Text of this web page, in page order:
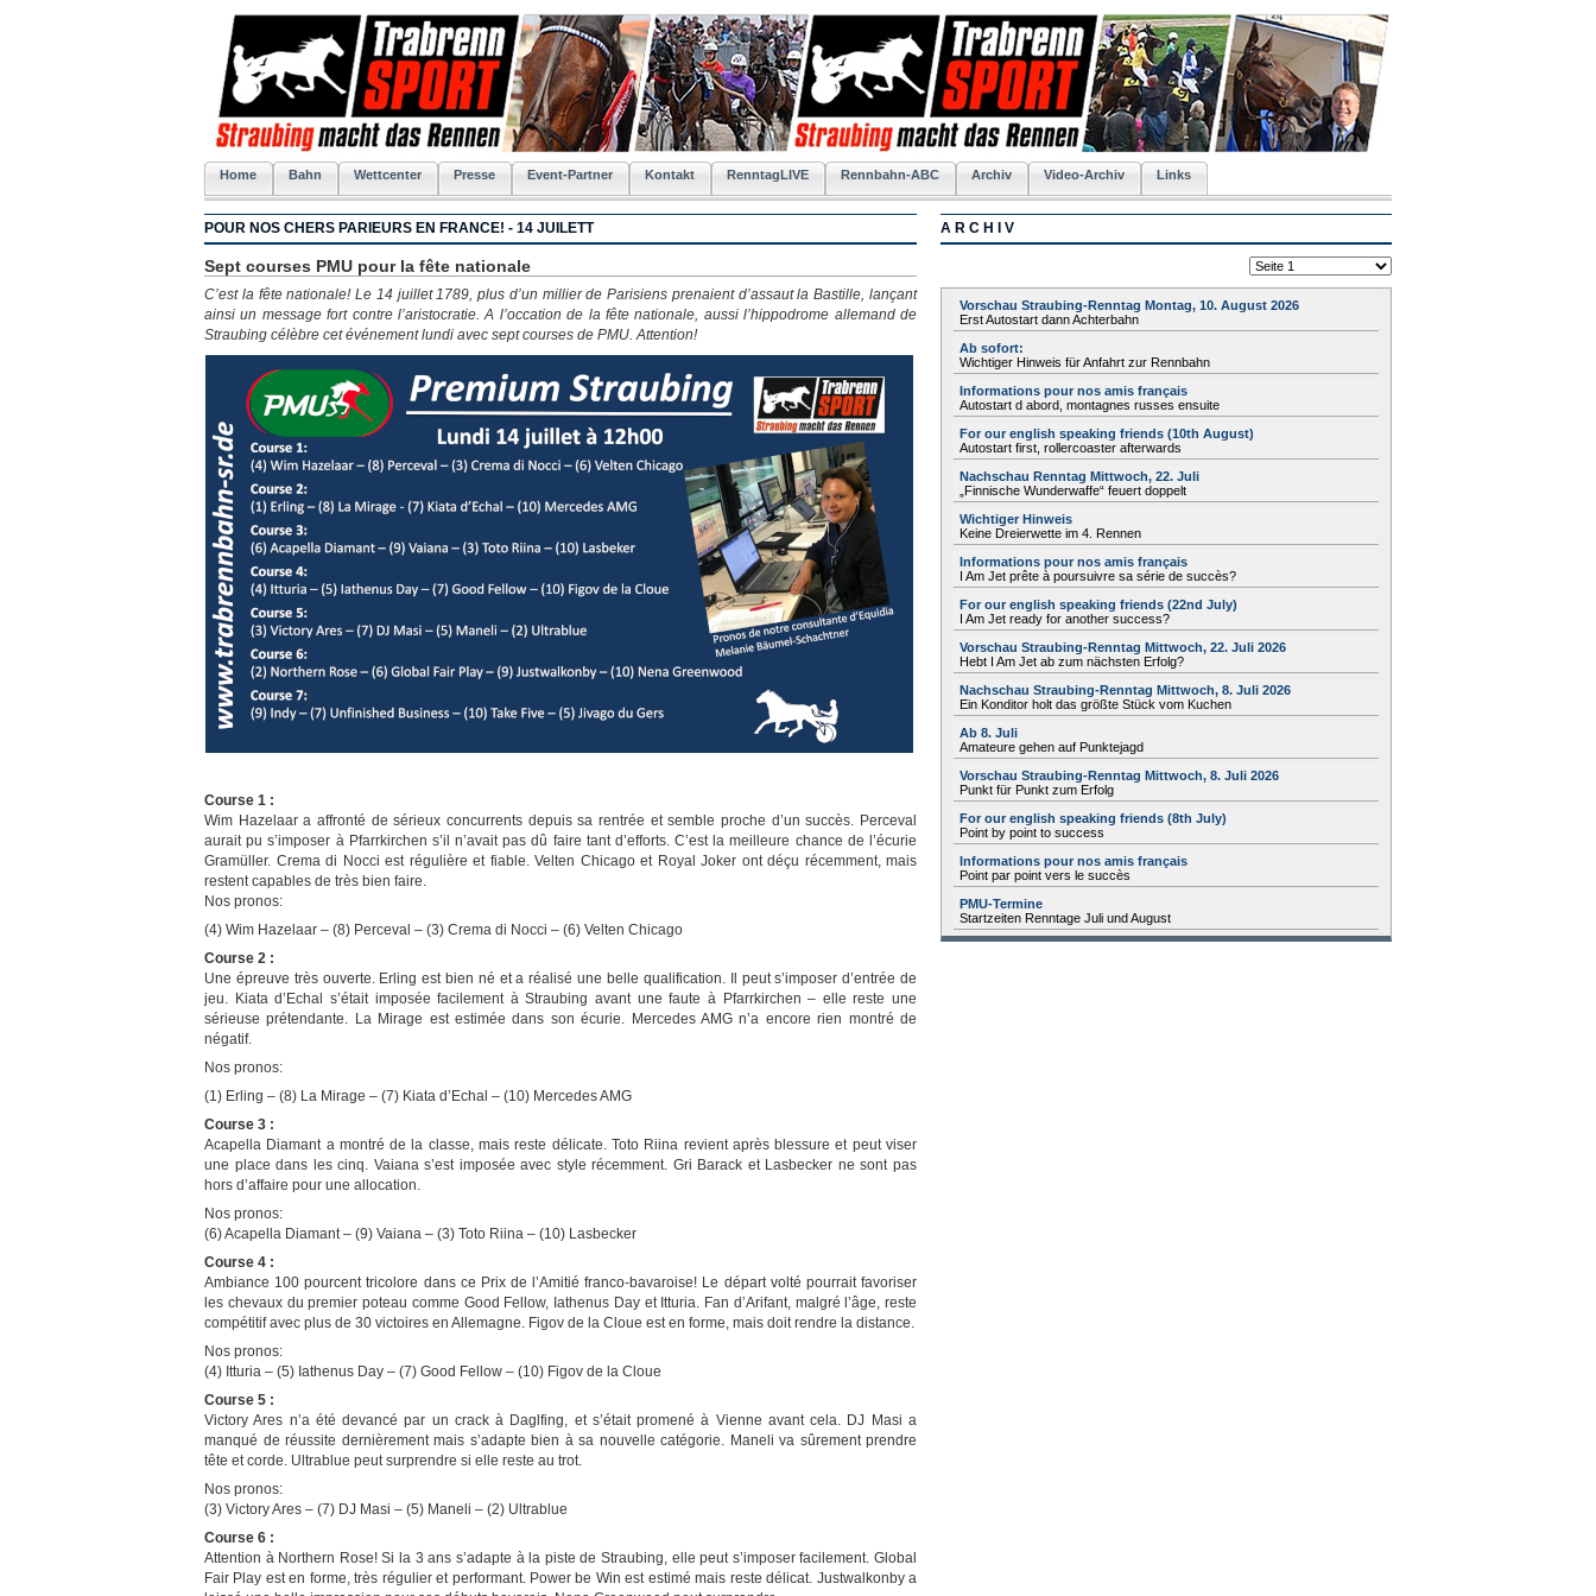
Home Bahn Wettcenter Presse Event-Partner Kontakt RenntagLIVE Rennbahn-ABC Archiv Video-Archiv Links
POUR NOS CHERS PARIEURS EN FRANCE! - 14 JUILETT
Sept courses PMU pour la fête nationale
C’est la fête nationale! Le 14 juillet 1789, plus d’un millier de Parisiens prenaient d’assaut la Bastille, lançant
ainsi un message fort contre l’aristocratie. A l’occation de la fête nationale, aussi l’hippodrome allemand de
Straubing célèbre cet événement lundi avec sept courses de PMU. Attention!
Course 1 :
Wim Hazelaar a affronté de sérieux concurrents depuis sa rentrée et semble proche d’un succès. Perceval
aurait pu s’imposer à Pfarrkirchen s’il n’avait pas dû faire tant d’efforts. C’est la meilleure chance de l’écurie
Gramüller. Crema di Nocci est régulière et fiable. Velten Chicago et Royal Joker ont déçu récemment, mais
restent capables de très bien faire.
Nos pronos:
(4) Wim Hazelaar – (8) Perceval – (3) Crema di Nocci – (6) Velten Chicago
Course 2 :
Une épreuve très ouverte. Erling est bien né et a réalisé une belle qualification. Il peut s’imposer d’entrée de
jeu. Kiata d’Echal s’était imposée facilement à Straubing avant une faute à Pfarrkirchen – elle reste une
sérieuse prétendante. La Mirage est estimée dans son écurie. Mercedes AMG n’a encore rien montré de
négatif.
Nos pronos:
(1) Erling – (8) La Mirage – (7) Kiata d’Echal – (10) Mercedes AMG
Course 3 :
Acapella Diamant a montré de la classe, mais reste délicate. Toto Riina revient après blessure et peut viser
une place dans les cinq. Vaiana s’est imposée avec style récemment. Gri Barack et Lasbecker ne sont pas
hors d’affaire pour une allocation.
Nos pronos:
(6) Acapella Diamant – (9) Vaiana – (3) Toto Riina – (10) Lasbecker
Course 4 :
Ambiance 100 pourcent tricolore dans ce Prix de l’Amitié franco-bavaroise! Le départ volté pourrait favoriser
les chevaux du premier poteau comme Good Fellow, Iathenus Day et Itturia. Fan d’Arifant, malgré l’âge, reste
compétitif avec plus de 30 victoires en Allemagne. Figov de la Cloue est en forme, mais doit rendre la distance.
Nos pronos:
(4) Itturia – (5) Iathenus Day – (7) Good Fellow – (10) Figov de la Cloue
Course 5 :
Victory Ares n’a été devancé par un crack à Daglfing, et s’était promené à Vienne avant cela. DJ Masi a
manqué de réussite dernièrement mais s’adapte bien à sa nouvelle catégorie. Maneli va sûrement prendre
tête et corde. Ultrablue peut surprendre si elle reste au trot.
Nos pronos:
(3) Victory Ares – (7) DJ Masi – (5) Maneli – (2) Ultrablue
Course 6 :
Attention à Northern Rose! Si la 3 ans s’adapte à la piste de Straubing, elle peut s’imposer facilement. Global
Fair Play est en forme, très régulier et performant. Power be Win est estimé mais reste délicat. Justwalkonby a
A R C H I V
Vorschau Straubing-Renntag Montag, 10. August 2026
Erst Autostart dann Achterbahn
Ab sofort:
Wichtiger Hinweis für Anfahrt zur Rennbahn
Informations pour nos amis français
Autostart d abord, montagnes russes ensuite
For our english speaking friends (10th August)
Autostart first, rollercoaster afterwards
Nachschau Renntag Mittwoch, 22. Juli
„Finnische Wunderwaffe“ feuert doppelt
Wichtiger Hinweis
Keine Dreierwette im 4. Rennen
Informations pour nos amis français
I Am Jet prête à poursuivre sa série de succès?
For our english speaking friends (22nd July)
I Am Jet ready for another success?
Vorschau Straubing-Renntag Mittwoch, 22. Juli 2026
Hebt I Am Jet ab zum nächsten Erfolg?
Nachschau Straubing-Renntag Mittwoch, 8. Juli 2026
Ein Konditor holt das größte Stück vom Kuchen
Ab 8. Juli
Amateure gehen auf Punktejagd
Vorschau Straubing-Renntag Mittwoch, 8. Juli 2026
Punkt für Punkt zum Erfolg
For our english speaking friends (8th July)
Point by point to success
Informations pour nos amis français
Point par point vers le succès
PMU-Termine
Startzeiten Renntage Juli und August